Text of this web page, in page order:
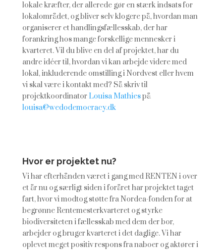
lokale kræfter, der allerede gør en stærk indsats for
lokalområdet, og bliver selv klogere på, hvordan man
organiserer et handlingsfællesskab, der har
forankring hos mange forskellige mennesker i
kvarteret. Vil du blive en del af projektet, har du
andre idéer til, hvordan vi kan arbejde videre med
lokal, inkluderende omstilling i Nordvest eller hvem
vi skal være i kontakt med? Så skriv til
projektkoordinatorLouisa Mathiespå
louisa@wedodemocracy.dk
Hvor er projektet nu?
Vi har efterhånden været i gang med RENTEN i over
et år nu og særligt siden i foråret har projektet taget
fart, hvor vi modtog støtte fra Nordea-fonden for at
begrønne Rentemesterkvarteret og styrke
biodiversiteten i fællesskab med dem der bor,
arbejder og bruger kvarteret i det daglige. Vi har
oplevet meget positiv respons fra naboer og aktører i